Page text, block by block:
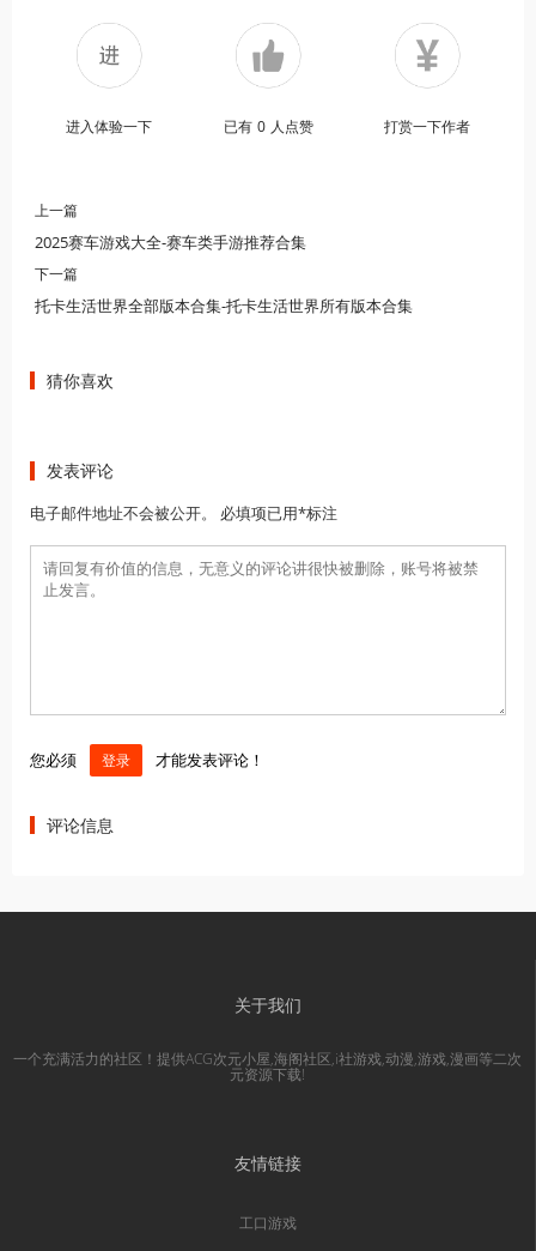
进入体验一下 已有 0 人点赞 打赏一下作者
上一篇
2025赛车游戏大全-赛车类手游推荐合集
下一篇
托卡生活世界全部版本合集-托卡生活世界所有版本合集
猜你喜欢
发表评论
电子邮件地址不会被公开。 必填项已用*标注
您必须 登录 才能发表评论！
评论信息
关于我们
一个充满活力的社区！提供ACG次元小屋,海阁社区,i社游戏,动漫,游戏,漫画等二次
元资源下载!
友情链接
工口游戏